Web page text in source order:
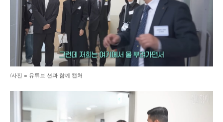
/사진 = 유튜브 션과 함께 캡처